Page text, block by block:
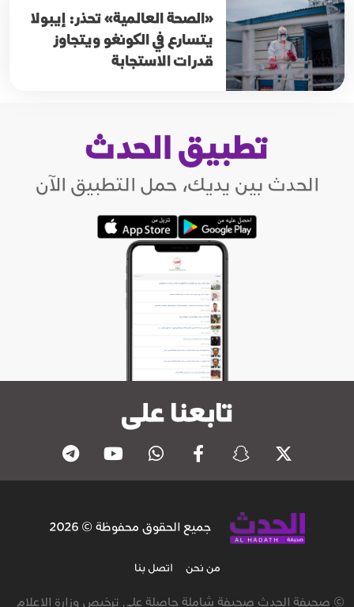
«الصحة العالمية» تحذر: إيبولا
يتسارع في الكونغو ويتجاوز
قدرات الاستجابة
تطبيق الحدث
الحدث بين يديك، حمل التطبيق الآن
تابعنا على
جميع الحقوق محفوظة © 2026
من نحن اتصل بنا
© صحيفة الحدث صحيفة شاملة حاصلة على ترخيص وزارة الاعلام